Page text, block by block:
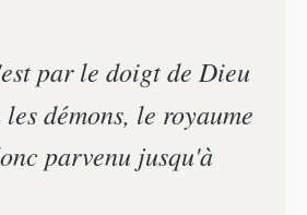
par le doigt de Dieu
démons, le royaume
parvenu jusqu'à